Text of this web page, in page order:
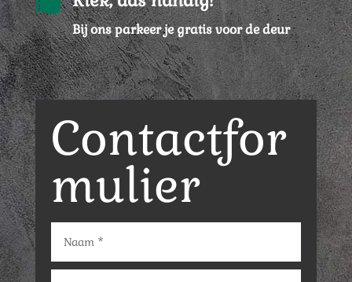
Bij ons parkeer je gratis voor de deur
Contactfor
mulier